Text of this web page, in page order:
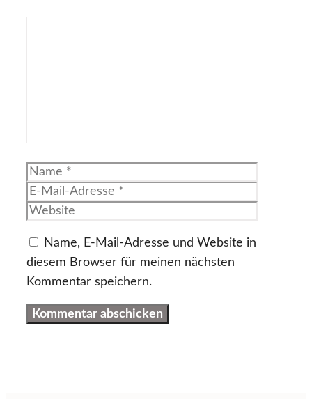
Name
Name, E-Mail-Adresse und Website in
diesem Browser für meinen nächsten
Kommentar speichern.